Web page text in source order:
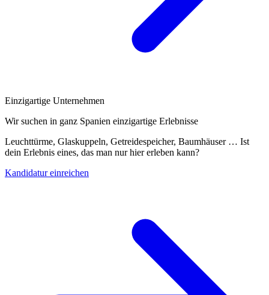
Einzigartige Unternehmen
Wir suchen in ganz Spanien einzigartige Erlebnisse
Leuchttürme, Glaskuppeln, Getreidespeicher, Baumhäuser … Ist
dein Erlebnis eines, das man nur hier erleben kann?
Kandidatur einreichen